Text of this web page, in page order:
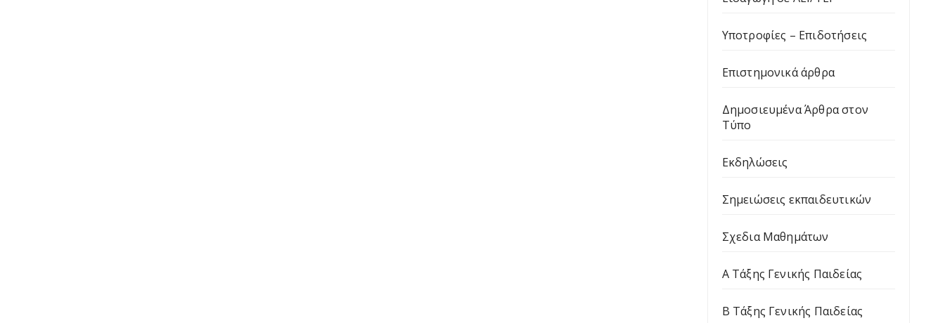
Υποτροφίες – Επιδοτήσεις
Επιστημονικά άρθρα
Δημοσιευμένα Άρθρα στον
Τύπο
Εκδηλώσεις
Σημειώσεις εκπαιδευτικών
Σχεδια Μαθημάτων
Α Τάξης Γενικής Παιδείας
Β Τάξης Γενικής Παιδείας